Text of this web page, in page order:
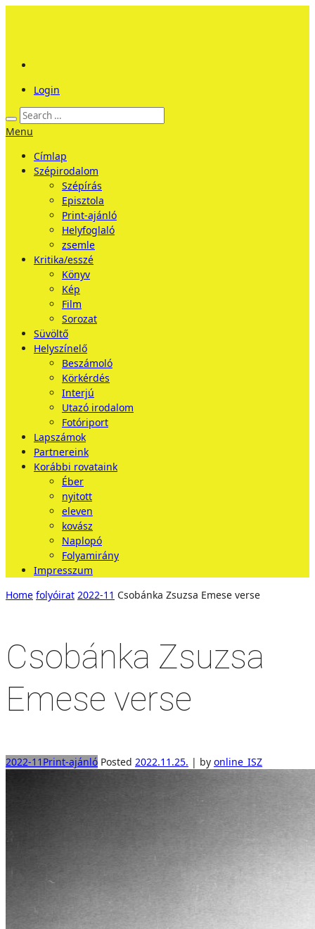
Login
Menu
Címlap
Szépirodalom
Szépírás
Episztola
Print-ajánló
Helyfoglaló
zsemle
Kritika/esszé
Könyv
Kép
Film
Sorozat
Süvöltő
Helyszínelő
Beszámoló
Körkérdés
Interjú
Utazó irodalom
Fotóriport
Lapszámok
Partnereink
Korábbi rovataink
Éber
nyitott
eleven
kovász
Naplopó
Folyamirány
Impresszum
Home folyóirat 2022-11 Csobánka Zsuzsa Emese verse
Csobánka Zsuzsa
Emese verse
2022-11 Print-ajánló Posted 2022.11.25. | by online_ISZ